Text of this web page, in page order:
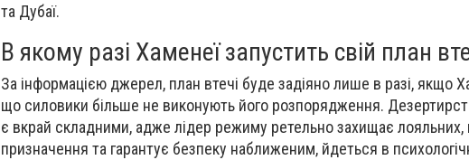
та Дубаї.
В якому разі Хаменеї запустить свій план
За інформацією джерел, план втечі буде задіяно лише в разі, якщо
що силовики більше не виконують його розпорядження.
є вкрай складними, адже лідер режиму ретельно захищає лояльних,
призначення та гарантує безпеку наближеним, йдеться в